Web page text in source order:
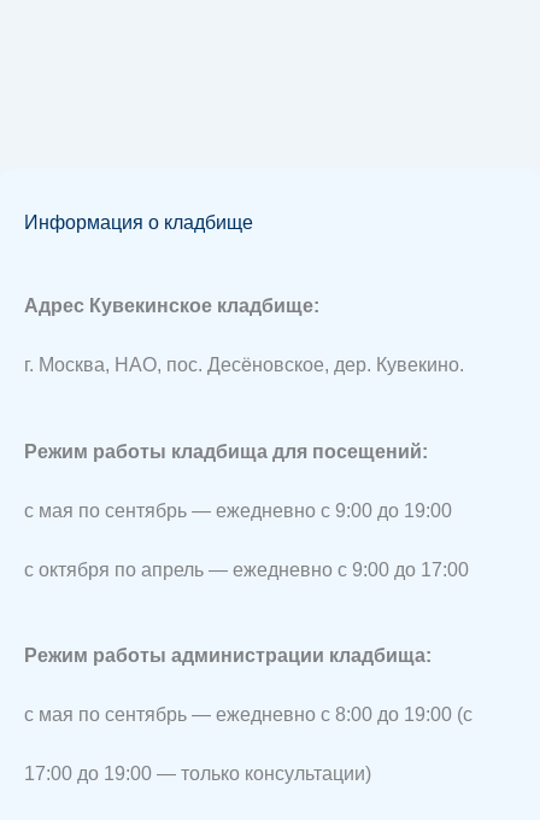
Информация о кладбище
Адрес Кувекинское кладбище:
г. Москва, НАО, пос. Десёновское, дер. Кувекино.
Режим работы кладбища для посещений:
с мая по сентябрь — ежедневно с 9:00 до 19:00
с октября по апрель — ежедневно с 9:00 до 17:00
Режим работы администрации кладбища:
с мая по сентябрь — ежедневно с 8:00 до 19:00 (с
17:00 до 19:00 — только консультации)